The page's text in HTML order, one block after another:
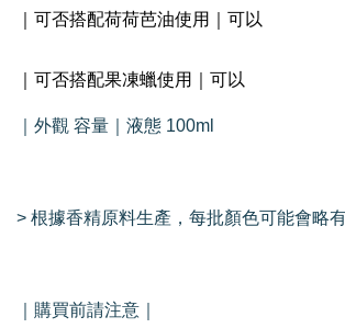
｜可否搭配荷荷芭油使用｜可以
｜可否搭配果凍蠟使用｜可以
｜外觀 容量｜液態 100ml
> 根據香精原料生產，每批顏色可能會略有
｜購買前請注意｜